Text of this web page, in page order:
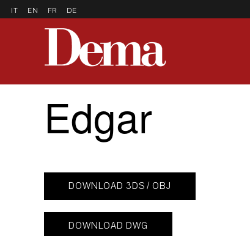
IT EN FR DE
Edgar
DOWNLOAD 3DS / OBJ
DOWNLOAD DWG